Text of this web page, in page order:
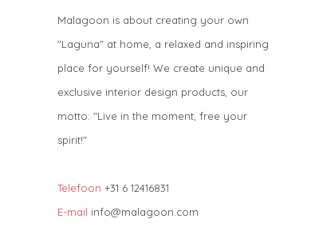
Malagoon is about creating your own
"Laguna" at home, a relaxed and inspiring
place for yourself! We create unique and
exclusive interior design products, our
motto: "Live in the moment, free your
spirit!"
Telefoon +31 6 12416831
E-mail info@malagoon.com